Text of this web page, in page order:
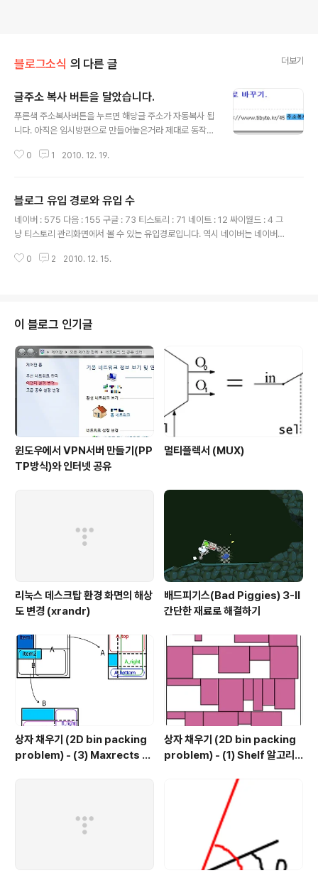
블로그소식 의 다른 글 더보기
글주소 복사 버튼을 달았습니다.
푸른색 주소복사버튼을 누르면 해당글 주소가 자동복사 됩
니다. 아직은 임시방편으로 만들어놓은거라 제대로 동작
빼먹었단 사실을 깨닫게 되네요. 제대로 완성하면 다시 포
0 1 2010. 12. 19.
블로그 유입 경로와 유입 수
네이버 : 575 다음 : 155 구글 : 73 티스토리 : 71 네이트 : 12 싸이월드 : 4 그
냥 티스토리 관리화면에서 볼 수 있는 유입경로입니다. 역시 네이버는 네이버네
0 2 2010. 12. 15.
이 블로그 인기글
윈도우에서 VPN서버 만들기(PP
TP방식)와 인터넷 공유
멀티플렉서 (MUX)
리눅스 데스크탑 환경 화면의 해상
도 변경 (xrandr)
배드피기스(Bad Piggies) 3-II
간단한 재료로 해결하기
상자 채우기 (2D bin packing
problem) - (3) Maxrects 알
상자 채우기 (2D bin packing
problem) - (1) Shelf 알고리